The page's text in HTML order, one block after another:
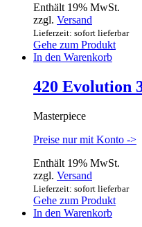
Enthält 19% MwSt.
zzgl. Versand
Lieferzeit: sofort lieferbar
Gehe zum Produkt
In den Warenkorb
420 Evolution
Masterpiece
Preise nur mit Konto ->
Enthält 19% MwSt.
zzgl. Versand
Lieferzeit: sofort lieferbar
Gehe zum Produkt
In den Warenkorb